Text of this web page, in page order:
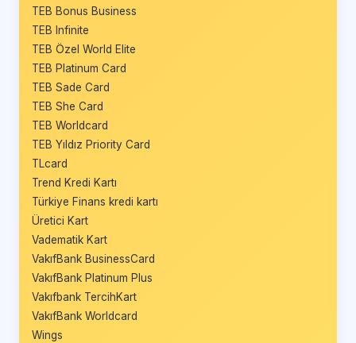
TEB Bonus Business
TEB Infinite
TEB Özel World Elite
TEB Platinum Card
TEB Sade Card
TEB She Card
TEB Worldcard
TEB Yıldız Priority Card
TLcard
Trend Kredi Kartı
Türkiye Finans kredi kartı
Üretici Kart
Vadematik Kart
VakıfBank BusinessCard
VakıfBank Platinum Plus
Vakıfbank TercihKart
VakıfBank Worldcard
Wings